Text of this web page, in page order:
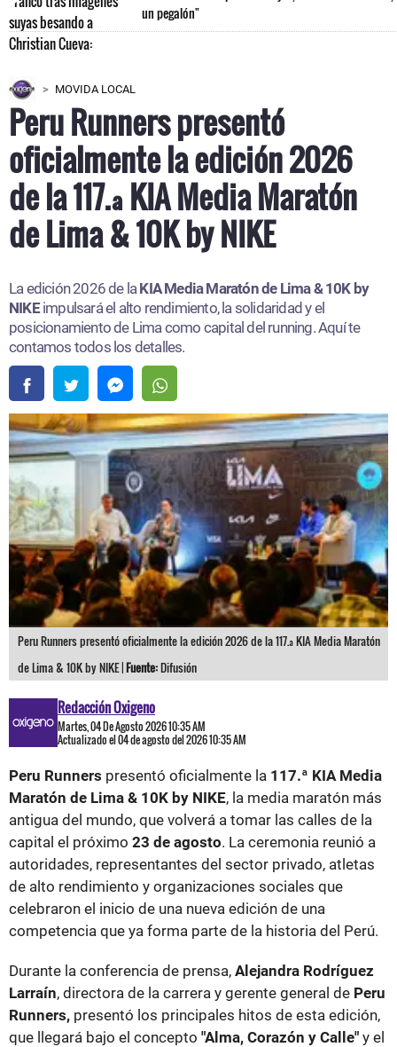
un pegalón"
MOVIDA LOCAL
Peru Runners presentó
oficialmente la edición 2026
de la 117.ª KIA Media Maratón
de Lima & 10K by NIKE
La edición 2026 de la KIA Media Maratón de Lima & 10K by
NIKEimpulsará el alto rendimiento, la solidaridad y el
posicionamiento de Lima como capital del running. Aquí te
contamos todos los detalles.
Peru Runners presentó oficialmente la edición 2026 de la 117.ª KIA Media Maratón
de Lima & 10K by NIKE |Fuente:Difusión
Redacción Oxigeno
Martes, 04 De Agosto 2026 10:35 AM
Actualizado el 04 de agosto del 2026 10:35 AM
Peru Runners presentó oficialmente la 117.ª KIA Media
Maratón de Lima & 10K by NIKE, la media maratón más
antigua del mundo, que volverá a tomar las calles de la
capital el próximo 23 de agosto. La ceremonia reunió a
autoridades, representantes del sector privado, atletas
de alto rendimiento y organizaciones sociales que
celebraron el inicio de una nueva edición de una
competencia que ya forma parte de la historia del Perú.
Durante la conferencia de prensa, Alejandra Rodríguez
Larraín, directora de la carrera y gerente general de Peru
Runners, presentó los principales hitos de esta edición,
que llegará bajo el concepto "Alma, Corazón y Calle" y el